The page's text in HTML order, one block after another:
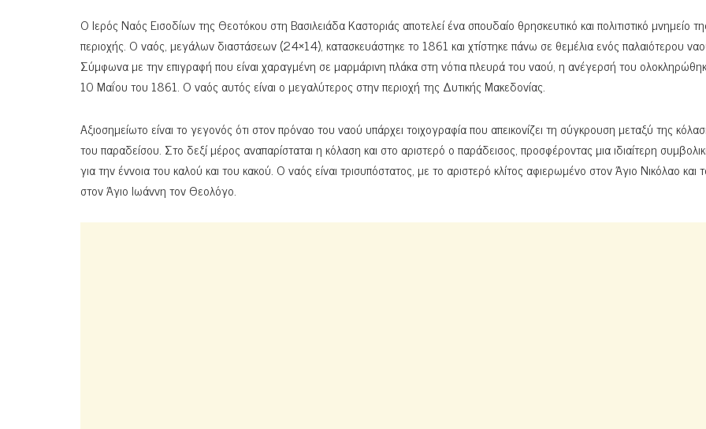
Ο Ιερός Ναός Εισοδίων της Θεοτόκου στη Βασιλειάδα Καστοριάς αποτελεί ένα σπουδαίο θρησκευτικό και πολιτιστικό μνημείο
περιοχής. Ο ναός, μεγάλων διαστάσεων (24×14), κατασκευάστηκε το 1861 και χτίστηκε πάνω σε θεμέλια ενός παλαιότερου
Σύμφωνα με την επιγραφή που είναι χαραγμένη σε μαρμάρινη πλάκα στη νότια πλευρά του ναού, η ανέγερσή του
10 Μαΐου του 1861. Ο ναός αυτός είναι ο μεγαλύτερος στην περιοχή της Δυτικής Μακεδονίας.
Αξιοσημείωτο είναι το γεγονός ότι στον πρόναο του ναού υπάρχει τοιχογραφία που απεικονίζει τη σύγκρουση μεταξύ της
του παραδείσου. Στο δεξί μέρος αναπαρίσταται η κόλαση και στο αριστερό ο παράδεισος, προσφέροντας μια ιδιαίτερη
για την έννοια του καλού και του κακού. Ο ναός είναι τρισυπόστατος, με το αριστερό κλίτος αφιερωμένο στον Άγιο Νικόλαο και
στον Άγιο Ιωάννη τον Θεολόγο.